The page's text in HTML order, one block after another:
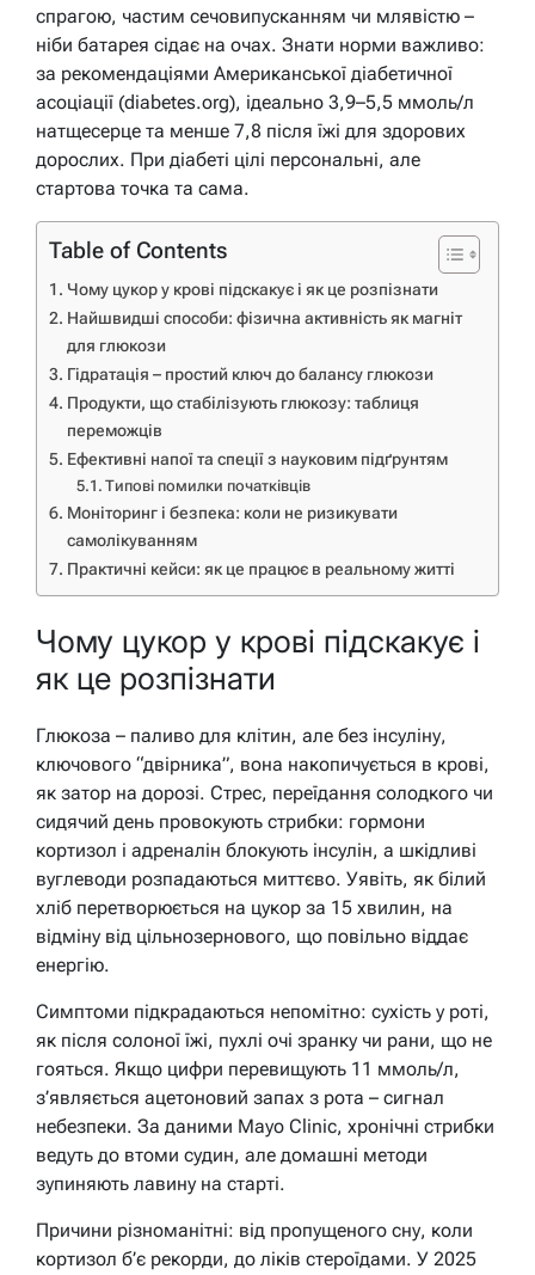
спрагою, частим сечовипусканням чи млявістю –
ніби батарея сідає на очах. Знати норми важливо:
за рекомендаціями Американської діабетичної
асоціації (diabetes.org), ідеально 3,9–5,5 ммоль/л
натщесерце та менше 7,8 після їжі для здорових
дорослих. При діабеті цілі персональні, але
стартова точка та сама.
Table of Contents
Чому цукор у крові підскакує і як це розпізнати
Найшвидші способи: фізична активність як магніт
для глюкози
Гідратація – простий ключ до балансу глюкози
Продукти, що стабілізують глюкозу: таблиця
переможців
Ефективні напої та спеції з науковим підґрунтям
Типові помилки початківців
Моніторинг і безпека: коли не ризикувати
самолікуванням
Практичні кейси: як це працює в реальному житті
Чому цукор у крові підскакує і
як це розпізнати
Глюкоза – паливо для клітин, але без інсуліну,
ключового “двірника”, вона накопичується в крові,
як затор на дорозі. Стрес, переїдання солодкого чи
сидячий день провокують стрибки: гормони
кортизол і адреналін блокують інсулін, а шкідливі
вуглеводи розпадаються миттєво. Уявіть, як білий
хліб перетворюється на цукор за 15 хвилин, на
відміну від цільнозернового, що повільно віддає
енергію.
Симптоми підкрадаються непомітно: сухість у роті,
як після солоної їжі, пухлі очі зранку чи рани, що не
гояться. Якщо цифри перевищують 11 ммоль/л,
з’являється ацетоновий запах з рота – сигнал
небезпеки. За даними Mayo Clinic, хронічні стрибки
ведуть до втоми судин, але домашні методи
зупиняють лавину на старті.
Причини різноманітні: від пропущеного сну, коли
кортизол б’є рекорди, до ліків стероїдами. У 2025